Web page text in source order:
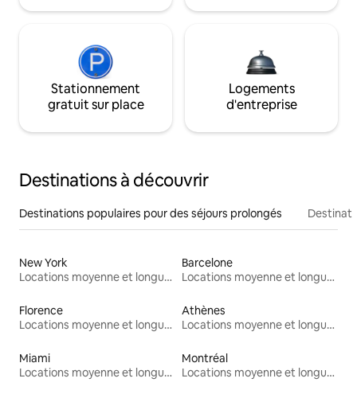
Stationnement
gratuit sur place
Logements
d'entreprise
Destinations à découvrir
Destinations populaires pour des séjours prolongés
New York
Locations moyenne et longue durée
Barcelone
Locations moyenne et longue durée
Florence
Locations moyenne et longue durée
Athènes
Locations moyenne et longue durée
Miami
Locations moyenne et longue durée
Montréal
Locations moyenne et longue durée